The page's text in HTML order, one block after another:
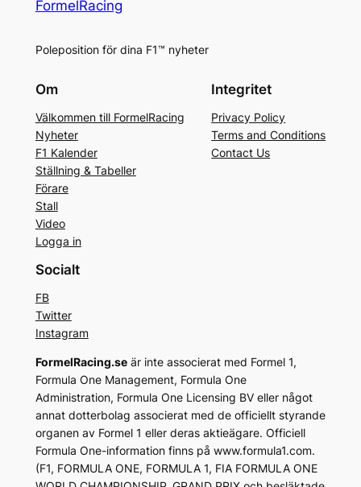
FormelRacing
Poleposition för dina F1™ nyheter
Om
Välkommen till FormelRacing
Nyheter
F1 Kalender
Ställning & Tabeller
Förare
Stall
Video
Logga in
Integritet
Privacy Policy
Terms and Conditions
Contact Us
Socialt
FB
Twitter
Instagram
FormelRacing.seär inte associerat med Formel 1,
Formula One Management, Formula One
Administration, Formula One Licensing BV eller något
annat dotterbolag associerat med de officiellt styrande
organen av Formel 1 eller deras aktieägare. Officiell
Formula One-information finns på www.formula1.com.
(F1, FORMULA ONE, FORMULA 1, FIA FORMULA ONE